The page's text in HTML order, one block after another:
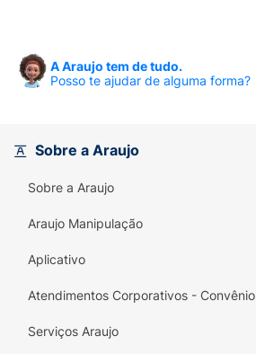
A Araujo tem de tudo.
Posso te ajudar de alguma forma?
Sobre a Araujo
Sobre a Araujo
Araujo Manipulação
Aplicativo
Atendimentos Corporativos - Convênio
Serviços Araujo